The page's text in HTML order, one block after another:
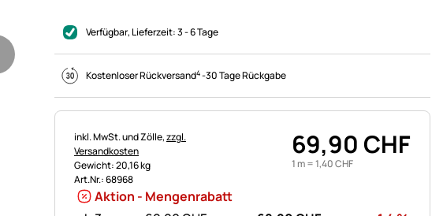
Verfügbar, Lieferzeit:3 - 6 Tage
Kostenloser Rückversand4-30 Tage Rückgabe
Steuerhinweis:
inkl. MwSt. und Zölle,zzgl.
Versandkosten
Gewicht: 20,16 kg
Art.Nr.: 68968
69,90 CHF
1 m =1,40CHF
Aktion - Mengenrabatt